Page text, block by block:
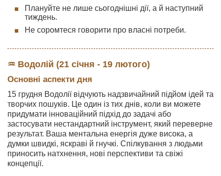
Плануйте не лише сьогоднішні дії, а й наступний
тиждень.
Не соромтеся говорити про власні потреби.
♒ Водолій (21 січня - 19 лютого)
Основні аспекти дня
15 грудня Водолії відчують надзвичайний підйом ідей та
творчих пошуків. Це один із тих днів, коли ви можете
придумати інноваційний підхід до задачі або
застосувати нестандартний інструмент, який переверне
результат. Ваша ментальна енергія дуже висока, а
думки швидкі, яскраві й гнучкі. Спілкування з людьми
приносить натхнення, нові перспективи та свіжі
концепції.